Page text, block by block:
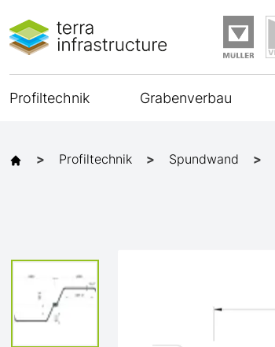
Profiltechnik Grabenverbau
Profiltechnik Spundwand